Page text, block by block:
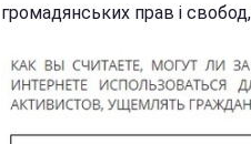
громадянських прав і